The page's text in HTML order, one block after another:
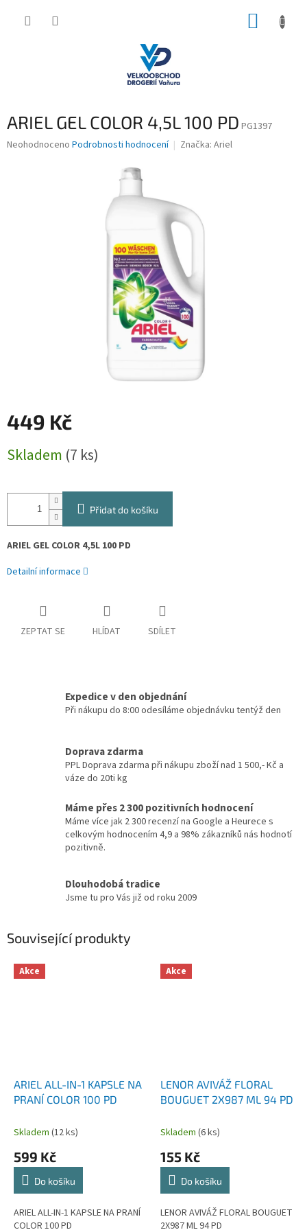
ARIEL GEL COLOR 4,5L 100 PD PG1397
Průměrné
Neohodnoceno Podrobnosti hodnocení Značka: Ariel
449 Kč
cena:
Skladem (7 ks)
Přidat do košíku
ARIEL GEL COLOR 4,5L 100 PD
Detailní informace
ZEPTAT SE HLÍDAT SDÍLET
Expedice v den objednání
Při nákupu do 8:00 odesíláme objednávku tentýž den
Doprava zdarma
PPL Doprava zdarma při nákupu zboží nad 1 500,- Kč a
váze do 20ti kg
Máme přes 2 300 pozitivních hodnocení
Máme více jak 2 300 recenzí na Google a Heurece s
celkovým hodnocením 4,9 a 98% zákazníků nás hodnotí
pozitivně.
Dlouhodobá tradice
Jsme tu pro Vás již od roku 2009
Související produkty
Akce
ARIEL ALL-IN-1 KAPSLE NA
PRANÍ COLOR 100 PD
Skladem (12 ks)
599 Kč
Do košíku
ARIEL ALL-IN-1 KAPSLE NA PRANÍ
COLOR 100 PD
Akce
LENOR AVIVÁŽ FLORAL
BOUGUET 2X987 ML 94 PD
Skladem (6 ks)
155 Kč
Do košíku
LENOR AVIVÁŽ FLORAL BOUGUET
2X987 ML 94 PD